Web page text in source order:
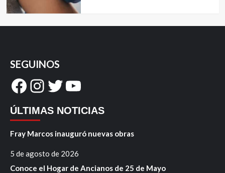
SEGUINOS
Facebook
Instagram
Twitter
YouTube
ÚLTIMAS NOTICIAS
Fray Marcos inauguró nuevas obras
5 de agosto de 2026
Conoce el Hogar de Ancianos de 25 de Mayo